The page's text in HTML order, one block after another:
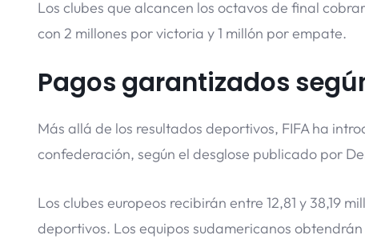
Los clubes que alcancen los octavos de final
con 2 millones por victoria y 1 millón por empate.
Pagos garantizados
Más allá de los resultados deportivos, FIFA ha
confederación, según el desglose publicado por
Los clubes europeos recibirán entre 12,81 y 38,19
deportivos. Los equipos sudamericanos obtendrán